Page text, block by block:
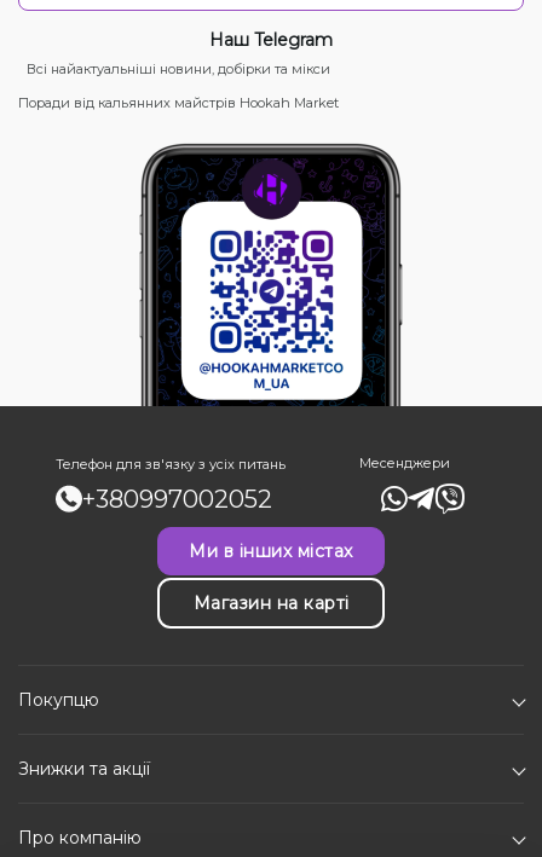
Наш Telegram
Всі найактуальніші новини, добірки та мікси
Поради від кальянних майстрів Hookah Market
Телефон для зв'язку з усіх питань
+380997002052
Месенджери
Ми в інших містах
Магазин на карті
Покупцю
Знижки та акції
Про компанію